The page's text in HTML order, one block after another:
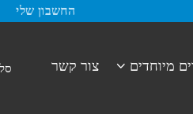
החשבון שלי
מיוחדים צור קשר